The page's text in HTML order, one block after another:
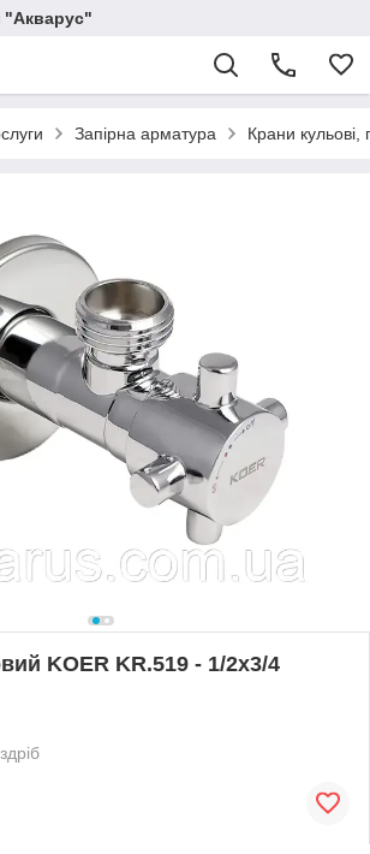
"Акварус"
Запірна арматура Крани кульові,
KOER KR.519 - 1/2x3/4